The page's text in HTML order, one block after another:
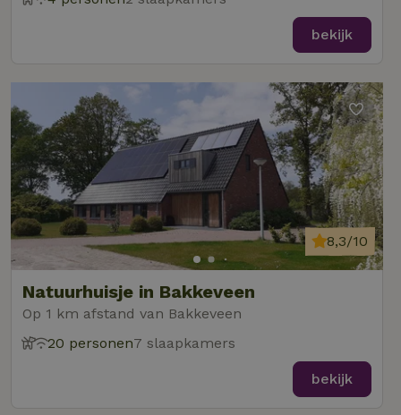
bekijk
Natuurhuisje in Bakkeveen
Op 1 km afstand van Bakkeveen
8,3/10
20 personen7 slaapkamers
bekijk